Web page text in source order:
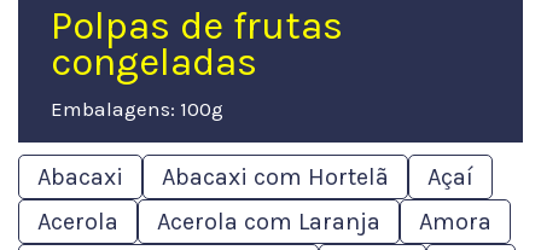
Polpas de frutas
congeladas
Embalagens: 100g
Abacaxi Abacaxi com Hortelã
Açaí
Acerola
Acerola com Laranja
Amora